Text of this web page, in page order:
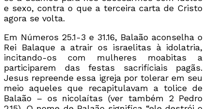
e sexo, contra o que a terceira carta de Cristo
agora se volta.
Em Números 25.1-3 e 31.16, Balaão aconselha o
Rei Balaque a atrair os israelitas à idolatria,
incitando-os com mulheres moabitas a
participarem das festas sacrificiais pagãs.
Jesus repreende essa igreja por tolerar em seu
meio aqueles que recapitulavam a tolice de
Balaão – os nicolaítas (ver também 2 Pedro